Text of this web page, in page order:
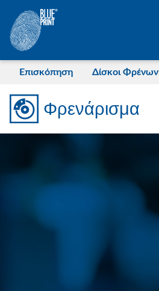
Μετάβαση στο κύριο περιεχόμενο
Επισκόπηση Δίσκοι Φρένων
Φρενάρισμα